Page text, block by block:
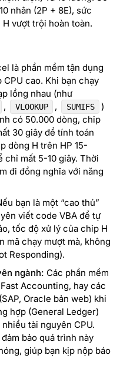
nhân (2P + 8E), sức
vượt trội hoàn toàn.
là phần mềm tận dụng
cao. Khi bạn chạy
lồng nhau (như
, VLOOKUP , SUMIFS
)
có 50.000 dòng, chip
30 giây để tính toán
dòng H trên HP 15-
mất 5-10 giây. Thời
đi đồng nghĩa với năng
bạn là một “cao thủ”
viết code VBA để tự
tốc độ xử lý của chip H
mã chạy mượt mà, không
Responding).
ngành: Các phần mềm
Accounting, hay các
Oracle bản web) khi
hợp (General Ledger)
tài nguyên CPU.
bảo quá trình này
giúp bạn kịp nộp báo